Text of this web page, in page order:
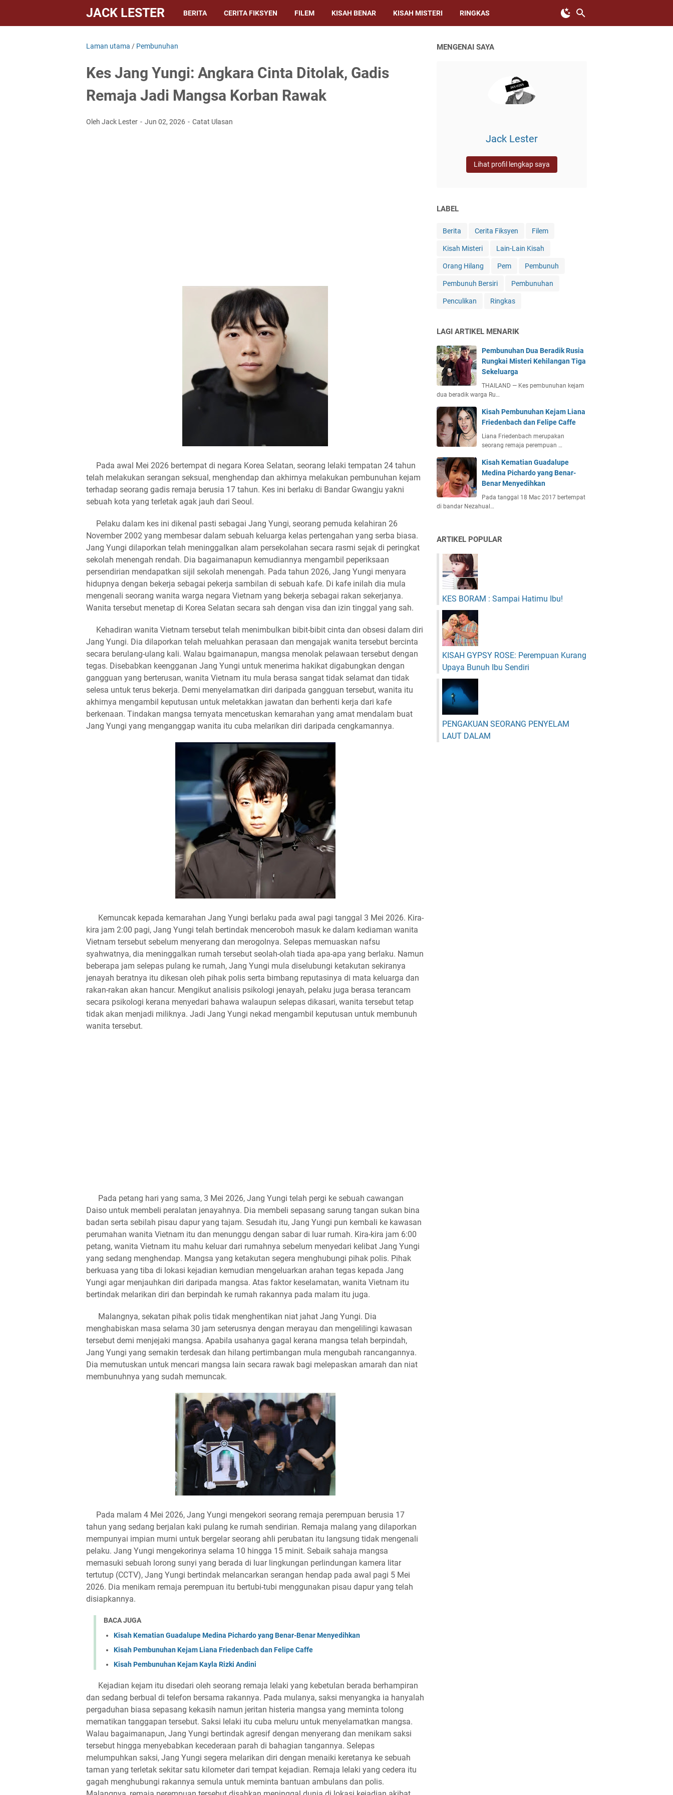
JACK LESTER BERITA CERITA FIKSYEN FILEM KISAH BENAR KISAH MISTERI RINGKAS
Laman utama / Pembunuhan
Kes Jang Yungi: Angkara Cinta Ditolak, Gadis
Remaja Jadi Mangsa Korban Rawak
Oleh Jack Lester Jun 02, 2026 Catat Ulasan
Pada awal Mei 2026 bertempat di negara Korea Selatan, seorang lelaki tempatan 24 tahun
telah melakukan serangan seksual, menghendap dan akhirnya melakukan pembunuhan kejam
terhadap seorang gadis remaja berusia 17 tahun. Kes ini berlaku di Bandar Gwangju yakni
sebuah kota yang terletak agak jauh dari Seoul.
​Pelaku dalam kes ini dikenal pasti sebagai Jang Yungi, seorang pemuda kelahiran 26
November 2002 yang membesar dalam sebuah keluarga kelas pertengahan yang serba biasa.
Jang Yungi dilaporkan telah meninggalkan alam persekolahan secara rasmi sejak di peringkat
sekolah menengah rendah. Dia bagaimanapun kemudiannya mengambil peperiksaan
persendirian mendapatkan sijil sekolah menengah. Pada tahun 2026, Jang Yungi menyara
hidupnya dengan bekerja sebagai pekerja sambilan di sebuah kafe. Di kafe inilah dia mula
mengenali seorang wanita warga negara Vietnam yang bekerja sebagai rakan sekerjanya.
Wanita tersebut menetap di Korea Selatan secara sah dengan visa dan izin tinggal yang sah.
​Kehadiran wanita Vietnam tersebut telah menimbulkan bibit-bibit cinta dan obsesi dalam diri
Jang Yungi. Dia dilaporkan telah meluahkan perasaan dan mengajak wanita tersebut bercinta
secara berulang-ulang kali. Walau bgaimanapun, mangsa menolak pelawaan tersebut dengan
tegas. Disebabkan keengganan Jang Yungi untuk menerima hakikat digabungkan dengan
gangguan yang berterusan, wanita Vietnam itu mula berasa sangat tidak selamat dan tidak
selesa untuk terus bekerja. Demi menyelamatkan diri daripada gangguan tersebut, wanita itu
akhirnya mengambil keputusan untuk meletakkan jawatan dan berhenti kerja dari kafe
berkenaan. Tindakan mangsa ternyata mencetuskan kemarahan yang amat mendalam buat
Jang Yungi yang menganggap wanita itu cuba melarikan diri daripada cengkamannya.
​Kemuncak kepada kemarahan Jang Yungi berlaku pada awal pagi tanggal 3 Mei 2026. Kira-
kira jam 2:00 pagi, Jang Yungi telah bertindak menceroboh masuk ke dalam kediaman wanita
Vietnam tersebut sebelum menyerang dan merogolnya. Selepas memuaskan nafsu
syahwatnya, dia meninggalkan rumah tersebut seolah-olah tiada apa-apa yang berlaku. Namun
beberapa jam selepas pulang ke rumah, Jang Yungi mula diselubungi ketakutan sekiranya
jenayah beratnya itu dikesan oleh pihak polis serta bimbang reputasinya di mata keluarga dan
rakan-rakan akan hancur. Mengikut analisis psikologi jenayah, pelaku juga berasa terancam
secara psikologi kerana menyedari bahawa walaupun selepas dikasari, wanita tersebut tetap
tidak akan menjadi miliknya. Jadi Jang Yungi nekad mengambil keputusan untuk membunuh
wanita tersebut.
​Pada petang hari yang sama, 3 Mei 2026, Jang Yungi telah pergi ke sebuah cawangan
Daiso untuk membeli peralatan jenayahnya. Dia membeli sepasang sarung tangan sukan bina
badan serta sebilah pisau dapur yang tajam. Sesudah itu, Jang Yungi pun kembali ke kawasan
perumahan wanita Vietnam itu dan menunggu dengan sabar di luar rumah. Kira-kira jam 6:00
petang, wanita Vietnam itu mahu keluar dari rumahnya sebelum menyedari kelibat Jang Yungi
yang sedang menghendap. Mangsa yang ketakutan segera menghubungi pihak polis. Pihak
berkuasa yang tiba di lokasi kejadian kemudian mengeluarkan arahan tegas kepada Jang
Yungi agar menjauhkan diri daripada mangsa. Atas faktor keselamatan, wanita Vietnam itu
bertindak melarikan diri dan berpindah ke rumah rakannya pada malam itu juga.
​Malangnya, sekatan pihak polis tidak menghentikan niat jahat Jang Yungi. Dia
menghabiskan masa selama 30 jam seterusnya dengan merayau dan mengelilingi kawasan
tersebut demi menjejaki mangsa. Apabila usahanya gagal kerana mangsa telah berpindah,
Jang Yungi yang semakin terdesak dan hilang pertimbangan mula mengubah rancangannya.
Dia memutuskan untuk mencari mangsa lain secara rawak bagi melepaskan amarah dan niat
membunuhnya yang sudah memuncak.
​Pada malam 4 Mei 2026, Jang Yungi mengekori seorang remaja perempuan berusia 17
tahun yang sedang berjalan kaki pulang ke rumah sendirian. Remaja malang yang dilaporkan
mempunyai impian murni untuk bergelar seorang ahli perubatan itu langsung tidak mengenali
pelaku. Jang Yungi mengekorinya selama 10 hingga 15 minit. Sebaik sahaja mangsa
memasuki sebuah lorong sunyi yang berada di luar lingkungan perlindungan kamera litar
tertutup (CCTV), Jang Yungi bertindak melancarkan serangan hendap pada awal pagi 5 Mei
2026. Dia menikam remaja perempuan itu bertubi-tubi menggunakan pisau dapur yang telah
disiapkannya.
BACA JUGA
Kisah Kematian Guadalupe Medina Pichardo yang Benar-Benar Menyedihkan
Kisah Pembunuhan Kejam Liana Friedenbach dan Felipe Caffe
Kisah Pembunuhan Kejam Kayla Rizki Andini
​Kejadian kejam itu disedari oleh seorang remaja lelaki yang kebetulan berada berhampiran
dan sedang berbual di telefon bersama rakannya. Pada mulanya, saksi menyangka ia hanyalah
pergaduhan biasa sepasang kekasih namun jeritan histeria mangsa yang meminta tolong
mematikan tanggapan tersebut. Saksi lelaki itu cuba meluru untuk menyelamatkan mangsa.
Walau bagaimanapun, Jang Yungi bertindak agresif dengan menyerang dan menikam saksi
tersebut hingga menyebabkan kecederaan parah di bahagian tangannya. Selepas
melumpuhkan saksi, Jang Yungi segera melarikan diri dengan menaiki keretanya ke sebuah
taman yang terletak sekitar satu kilometer dari tempat kejadian. Remaja lelaki yang cedera itu
gagah menghubungi rakannya semula untuk meminta bantuan ambulans dan polis.
MENGENAI SAYA
Jack Lester
Lihat profil lengkap saya
LABEL
Berita Cerita Fiksyen Filem
Kisah Misteri Lain-Lain Kisah
Orang Hilang Pem Pembunuh
Pembunuh Bersiri Pembunuhan
Penculikan Ringkas
LAGI ARTIKEL MENARIK
Pembunuhan Dua Beradik Rusia
Rungkai Misteri Kehilangan Tiga
Sekeluarga
THAILAND — Kes pembunuhan kejam
dua beradik warga Ru…
Kisah Pembunuhan Kejam Liana
Friedenbach dan Felipe Caffe
Liana Friedenbach merupakan
seorang remaja perempuan …
Kisah Kematian Guadalupe
Medina Pichardo yang Benar-
Benar Menyedihkan
Pada tanggal 18 Mac 2017 bertempat
di bandar Nezahual…
ARTIKEL POPULAR
KES BORAM : Sampai Hatimu Ibu!
KISAH GYPSY ROSE: Perempuan Kurang
Upaya Bunuh Ibu Sendiri
PENGAKUAN SEORANG PENYELAM
LAUT DALAM